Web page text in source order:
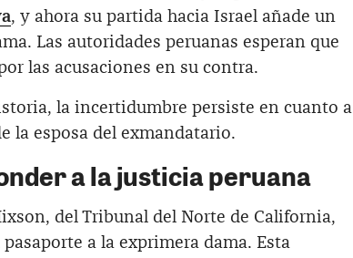
, y ahora su partida hacia Israel añade un
Las autoridades peruanas esperan que
las acusaciones en su contra.
la incertidumbre persiste en cuanto a
la esposa del exmandatario.
a la justicia peruana
del Tribunal del Norte de California,
a la exprimera dama. Esta